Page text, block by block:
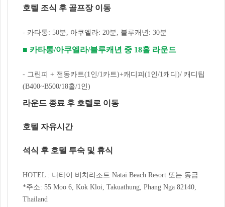
호텔 조식 후 골프장 이동
- 카타통: 50분, 아쿠엘라: 20분, 블루캐년: 30분
■ 카타통/아쿠엘라/블루캐년 중 18홀 라운드
- 그린피 + 전동카트(1인/1카트)+캐디피(1인/1캐디)/ 캐디팁
(B400~B500/18홀/1인)
라운드 종료 후 호텔로 이동
호텔 자유시간
석식 후 호텔 투숙 및 휴식
HOTEL : 나타이 비치리조트 Natai Beach Resort 또는 동급
*주소: 55 Moo 6, Kok Kloi, Takuathung, Phang Nga 82140,
Thailand